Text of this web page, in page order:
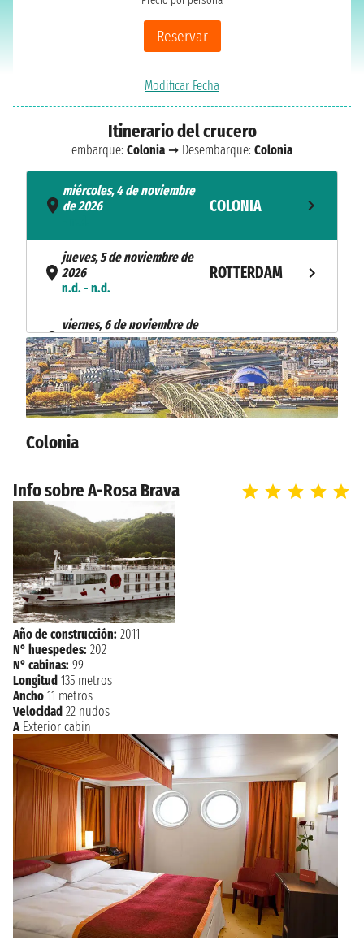
Reservar
Modificar Fecha
Itinerario del crucero
embarque: Colonia ➞ Desembarque: Colonia
miércoles, 4 de noviembre
de 2026
COLONIA
jueves, 5 de noviembre de
2026
n.d. - n.d.
ROTTERDAM
viernes, 6 de noviembre de
2026
n.d. - n.d.
HUIZEN
sábado, 7 de noviembre de
2026
n.d. - n.d.
EMMERICH AM
RHEIN
n.d.
Colonia
Info sobre A-Rosa Brava
Año de construcción: 2011
N° huespedes: 202
N° cabinas: 99
Longitud 135 metros
Ancho 11 metros
Velocidad 22 nudos
A Exterior cabin